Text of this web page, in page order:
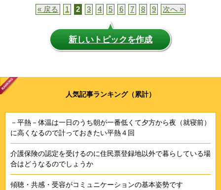
« 戻る 1 2 3 4 5 6 7 8 9 次へ »
新しいトピックを作成
人気記事ランキング（累計）
－平熱－体温は一日のうち朝が一番低くて夕方から夜（就寝前）
に高くなるので計っておきたい平熱４回
介護保険の認定を受けるのに住民票登録地以外で暮らしている場
合はどうなるのでしょうか
傾聴・共感・受容がコミュニケーションの基本姿勢です